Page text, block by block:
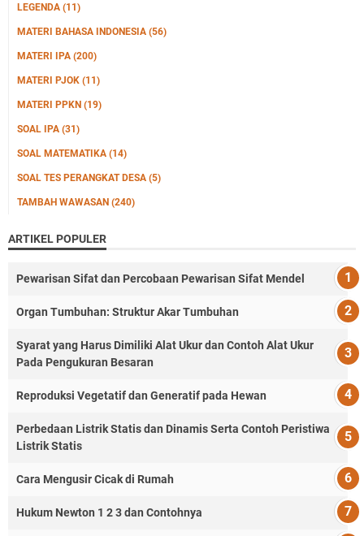
LEGENDA (11)
MATERI BAHASA INDONESIA (56)
MATERI IPA (200)
MATERI PJOK (11)
MATERI PPKN (19)
SOAL IPA (31)
SOAL MATEMATIKA (14)
SOAL TES PERANGKAT DESA (5)
TAMBAH WAWASAN (240)
ARTIKEL POPULER
Pewarisan Sifat dan Percobaan Pewarisan Sifat Mendel
Organ Tumbuhan: Struktur Akar Tumbuhan
Syarat yang Harus Dimiliki Alat Ukur dan Contoh Alat Ukur
Pada Pengukuran Besaran
Reproduksi Vegetatif dan Generatif pada Hewan
Perbedaan Listrik Statis dan Dinamis Serta Contoh Peristiwa
Listrik Statis
Cara Mengusir Cicak di Rumah
Hukum Newton 1 2 3 dan Contohnya